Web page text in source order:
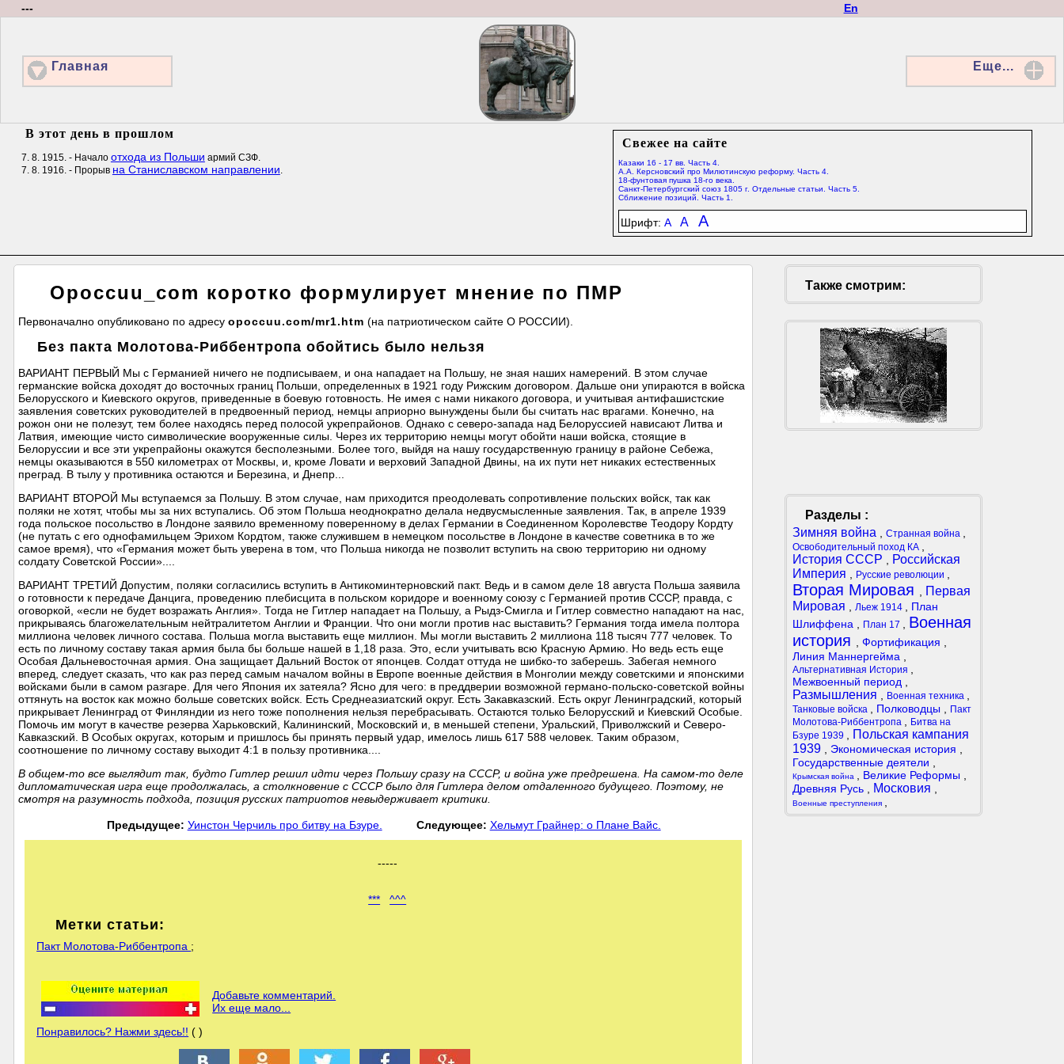
En
---
Главная Еще...
Свежее на сайте
Казаки 16 - 17 вв. Часть 4.
А.А. Керсновский про Милютинскую реформу. Часть 4.
18-фунтовая пушка 18-го века.
Санкт-Петербургский союз 1805 г. Отдельные статьи. Часть 5.
Сближение позиций. Часть 1.
Шрифт:A A A
В этот день в прошлом
7. 8. 1915. - Начало отхода из Польши армий СЗФ.
7. 8. 1916. - Прорыв на Станиславском направлении.
Оpoccuu_com коротко формулирует мнение по ПМР
Первоначално опубликовано по адресуopoccuu.com/mr1.htm (на патриотическом сайте О РОССИИ).
Без пакта Молотова-Риббентропа обойтись было нельзя
ВАРИАНТ ПЕРВЫЙ Мы с Германией ничего не подписываем, и она нападает на Польшу, не зная наших намерений. В этом случае
германские войска доходят до восточных границ Польши, определенных в 1921 году Рижским договором. Дальше они упираются в войска
Белорусского и Киевского округов, приведенные в боевую готовность. Не имея с нами никакого договора, и учитывая антифашистские
заявления советских руководителей в предвоенный период, немцы априорно вынуждены были бы считать нас врагами. Конечно, на
рожон они не полезут, тем более находясь перед полосой укрепрайонов. Однако с северо-запада над Белоруссией нависают Литва и
Латвия, имеющие чисто символические вооруженные силы. Через их территорию немцы могут обойти наши войска, стоящие в
Белоруссии и все эти укрепрайоны окажутся бесполезными. Более того, выйдя на нашу государственную границу в районе Себежа,
немцы оказываются в 550 километрах от Москвы, и, кроме Ловати и верховий Западной Двины, на их пути нет никаких естественных
преград. В тылу у противника остаются и Березина, и Днепр...
ВАРИАНТ ВТОРОЙ Мы вступаемся за Польшу. В этом случае, нам приходится преодолевать сопротивление польских войск, так как
поляки не хотят, чтобы мы за них вступались. Об этом Польша неоднократно делала недвусмысленные заявления. Так, в апреле 1939
года польское посольство в Лондоне заявило временному поверенному в делах Германии в Соединенном Королевстве Теодору Кордту
(не путать с его однофамильцем Эрихом Кордтом, также служившем в немецком посольстве в Лондоне в качестве советника в то же
самое время), что «Германия может быть уверена в том, что Польша никогда не позволит вступить на свою территорию ни одному
солдату Советской России»....
ВАРИАНТ ТРЕТИЙ Допустим, поляки согласились вступить в Антикоминтерновский пакт. Ведь и в самом деле 18 августа Польша заявила
о готовности к передаче Данцига, проведению плебисцита в польском коридоре и военному союзу с Германией против СССР, правда, с
оговоркой, «если не будет возражать Англия». Тогда не Гитлер нападает на Польшу, а Рыдз-Смигла и Гитлер совместно нападают на нас,
прикрываясь благожелательным нейтралитетом Англии и Франции. Что они могли против нас выставить? Германия тогда имела полтора
миллиона человек личного состава. Польша могла выставить еще миллион. Мы могли выставить 2 миллиона 118 тысяч 777 человек. То
есть по личному составу такая армия была бы больше нашей в 1,18 раза. Это, если учитывать всю Красную Армию. Но ведь есть еще
Особая Дальневосточная армия. Она защищает Дальний Восток от японцев. Солдат оттуда не шибко-то заберешь. Забегая немного
вперед, следует сказать, что как раз перед самым началом войны в Европе военные действия в Монголии между советскими и японскими
войсками были в самом разгаре. Для чего Япония их затеяла? Ясно для чего: в преддверии возможной германо-польско-советской войны
оттянуть на восток как можно больше советских войск. Есть Среднеазиатский округ. Есть Закавказский. Есть округ Ленинградский, который
прикрывает Ленинград от Финляндии из него тоже пополнения нельзя перебрасывать. Остаются только Белорусский и Киевский Особые.
Помочь им могут в качестве резерва Харьковский, Калининский, Московский и, в меньшей степени, Уральский, Приволжский и Северо-
Кавказский. В Особых округах, которым и пришлось бы принять первый удар, имелось лишь 617 588 человек. Таким образом,
соотношение по личному составу выходит 4:1 в пользу противника....
В общем-то все выглядит так, будто Гитлер решил идти через Польшу сразу на СССР, и война уже предрешена. На самом-то деле
дипломатическая игра еще продолжалась, а столкновение с СССР было для Гитлера делом отдаленного будущего. Поэтому, не
смотря на разумность подхода, позиция русских патриотов невыдерживает критики.
Предыдущее: Уинстон Черчиль про битву на Бзуре. Следующее: Хельмут Грайнер: о Плане Вайс.
-----
*** ^^^
Метки статьи:
Пакт Молотова-Риббентропа ;
Добавьте комментарий.
Их еще мало...
Понравилось? Нажми здесь!! ( )
Также смотрим:
Разделы :
Зимняя война
Странная война
Освободительный поход КА
История СССР
Российская
Империя
Русские революции
Вторая Мировая
Первая
Мировая
Льеж 1914
План
Шлиффена
План 17
Военная
история
Фортификация
Линия Маннергейма
Альтернативная История
Межвоенный период
Размышления Военная техника
Танковые войска Полководцы
Пакт
Молотова-Риббентропа
Битва на
Бзуре 1939
Польская кампания
1939
Экономическая история
Государственные деятели
Крымская война Великие Реформы
Древняя Русь
Московия
Военные преступления